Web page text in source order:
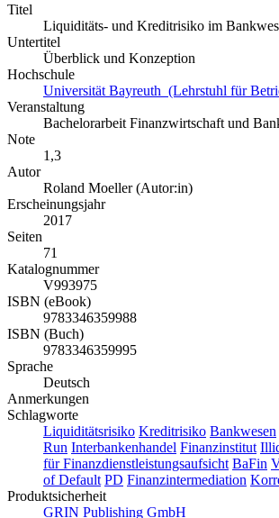
Titel
Liquiditäts- und Kreditrisiko im
Untertitel
Überblick und Konzeption
Hochschule
Universität Bayreuth (Lehrstuhl für
Veranstaltung
Bachelorarbeit Finanzwirtschaft und
Note
1,3
Autor
Roland Moeller (Autor:in)
Erscheinungsjahr
2017
Seiten
71
Katalognummer
V993975
ISBN (eBook)
9783346359988
ISBN (Buch)
9783346359995
Sprache
Deutsch
Anmerkungen
Schlagworte
Liquiditätsrisiko Kreditrisiko Bankwesen
Run Interbankenhandel Finanzinstitut
für Finanzdienstleistungsaufsicht BaFin
of Default PD Finanzintermediation
Produktsicherheit
GRIN Publishing GmbH